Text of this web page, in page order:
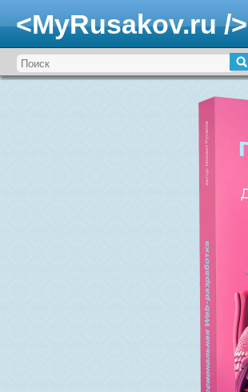
<MyRusakov.ru />